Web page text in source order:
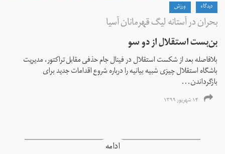
دیدگاه ورزش
بحران در آستانه لیگ قهرمانان آسیا
بن‌بست استقلال از دو سو
بلافاصله بعد از شکست استقلال در فینال جام حذفی مقابل تراکتور، مدیریت
باشگاه استقلال چیزی شبیه بیانیه را درباره شروع اقدامات جدید برای
بازگرداندن...
۱۴ شهریور ۱۳۹۹
ادامه